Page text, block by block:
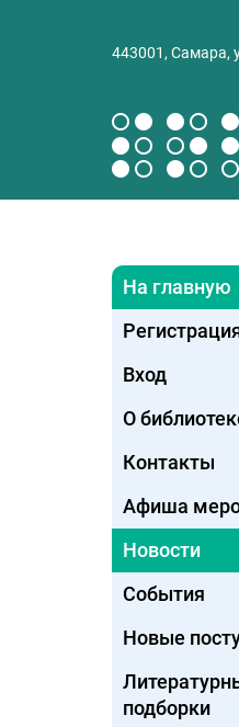
443001, Самара,
На главную
Вход
О
Контакты
Афиша
Новости
События
Новые
подборки